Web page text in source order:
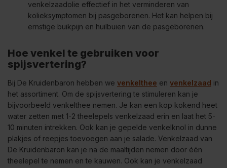
venkelzaadolie effectief in het verminderen van
kolieksymptomen bij pasgeborenen. Het kan helpen bij
ernstige buikpijn en huilbuien van de pasgeborenen.
Hoe venkel te gebruiken voor
spijsvertering?
Bij De Kruidenbaron hebben we venkelthee en venkelzaad in
het assortiment. Om de spijsvertering te stimuleren kan je
bijvoorbeeld venkelthee nemen. Je kan een kop kokend heet
water zetten met 1-2 theelepels venkelzaad erin en laat het 5-
10 minuten intrekken. Ook kan je gepelde venkelknol in dunne
plakjes of reepjes toevoegen aan je salade. Venkelzaad van
De Kruidenbaron kan je na de maaltijden nemen door één
theelepel te nemen en te kauwen. Ook kan je venkelzaad